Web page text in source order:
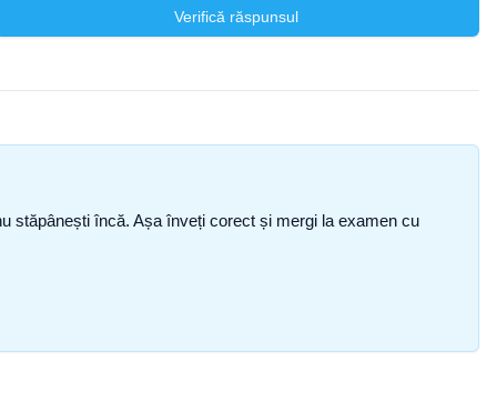
Verifică răspunsul
stăpânești încă. Așa înveți corect și mergi la examen cu